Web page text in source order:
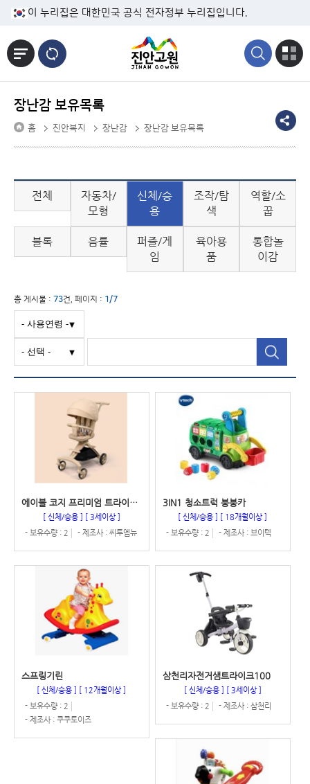
본문바로가기
이 누리집은 대한민국 공식 전자정부 누리집입니다.
장난감 보유목록
홈 진안복지 장난감 장난감 보유목록
전체
자동차/
모형
신체/승
용
조작/탐
색
역할/소
꿉
블록 음률
퍼즐/게
임
육아용
품
통합놀
이감
총 게시물 : 73건, 페이지 : 1/7
에이블 코지 프리미엄 트라이크 유모차
[ 신체/승용 ] [ 3세이상 ]
- 보유수량 : 2
- 제조사 : 씨투엠뉴
3IN1 청소트럭 붕붕카
[ 신체/승용 ] [ 18개월이상 ]
- 보유수량 : 2
- 제조사 : 브이텍
스프링기린
[ 신체/승용 ] [ 12개월이상 ]
- 보유수량 : 2
- 제조사 : 쿠쿠토이즈
삼천리자전거샘트라이크100
[ 신체/승용 ] [ 3세이상 ]
- 보유수량 : 2
- 제조사 : 삼천리